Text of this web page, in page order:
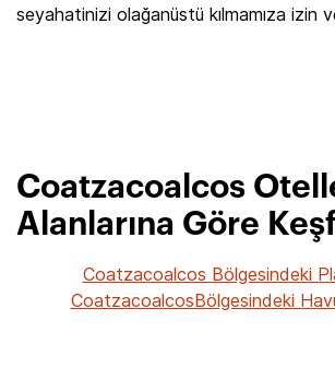
seyahatinizi olağanüstü kılmamıza izin
Coatzacoalcos
Alanlarına Göre
Coatzacoalcos Bölgesindeki
CoatzacoalcosBölgesindeki